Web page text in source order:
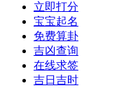
立即打分
宝宝起名
免费算卦
吉凶查询
在线求签
吉日吉时